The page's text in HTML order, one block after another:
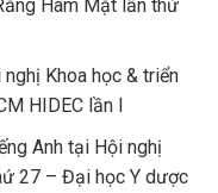
Hàm Mặt lần thứ
Khoa học & triển
HIDEC lần I
Anh tại Hội nghị
27 – Đại học Y dược